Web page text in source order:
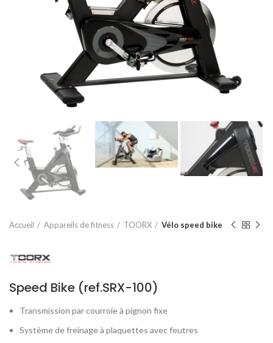
Accueil Appareils de fitness TOORX Vélo speed bike
Speed Bike (ref.SRX-100)
Transmission par courroie à pignon fixe
Système de freinage à plaquettes avec feutres